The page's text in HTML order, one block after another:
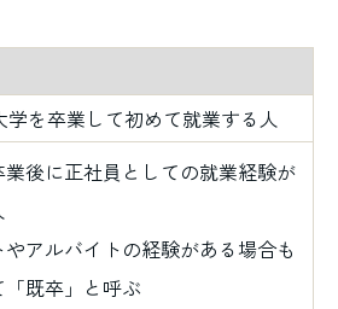
学を卒業して初めて就業する人
業後に正社員としての就業経験が
やアルバイトの経験がある場合も
既卒」と呼ぶ